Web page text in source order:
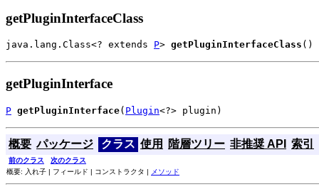
getPluginInterfaceClass
java.lang.Class<? extends P> getPluginInterfaceClass ()
getPluginInterface
P getPluginInterface( Plugin<?> plugin)
概要 パッケージ クラス 使用 階層ツリー 非推奨 API 索引
前のクラス
次のクラス
概要: 入れ子 | フィールド | コンストラクタ |
メソッド